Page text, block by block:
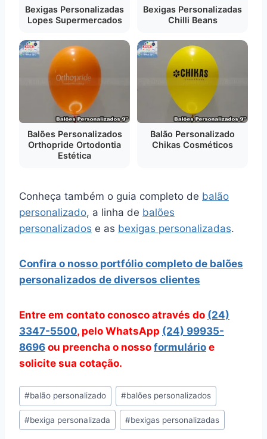
Bexigas Personalizadas
Lopes Supermercados
Bexigas Personalizadas
Chilli Beans
Balões Personalizados
Orthopride Ortodontia
Estética
Balão Personalizado
Chikas Cosméticos
Conheça também o guia completo de balão
personalizado, a linha de balões
personalizados e as bexigas personalizadas.
Confira o nosso portfólio completo de balões
personalizados de diversos clientes
Entre em contato conosco através do (24)
3347-5500, pelo WhatsApp (24) 99935-
8696 ou preencha o nosso formulário e
solicite sua cotação.
Tags
do
Post:
#balão personalizado #balões personalizados
#bexiga personalizada #bexigas personalizadas